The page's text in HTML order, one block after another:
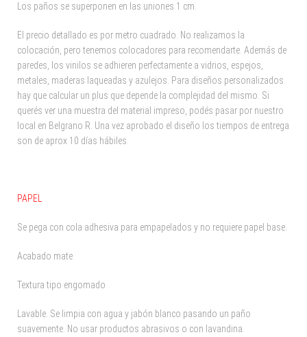
Los paños se superponen en las uniones 1 cm.
El precio detallado es por metro cuadrado. No realizamos la
colocación, pero tenemos colocadores para recomendarte. Además de
paredes, los vinilos se adhieren perfectamente a vidrios, espejos,
metales, maderas laqueadas y azulejos. Para diseños personalizados
hay que calcular un plus que depende la complejidad del mismo. Si
querés ver una muestra del material impreso, podés pasar por nuestro
local en Belgrano R. Una vez aprobado el diseño los tiempos de entrega
son de aprox 10 días hábiles.
PAPEL
Se pega con cola adhesiva para empapelados y no requiere papel base.
Acabado mate
Textura tipo engomado
Lavable. Se limpia con agua y jabón blanco pasando un paño
suavemente. No usar productos abrasivos o con lavandina.